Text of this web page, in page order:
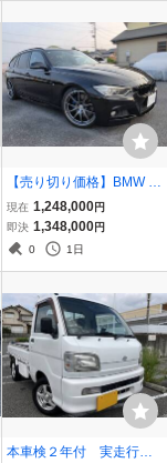
【売り切り価格】BMW 3
20dツーリングMスポーツ
サンルーフ RAYS 3Dデザ
インマフラー BILSTEIN
正規D記録簿多数 車検令
現在 1,248,000円
即決 1,348,000円
0
1日
本車検２年付 実走行 7